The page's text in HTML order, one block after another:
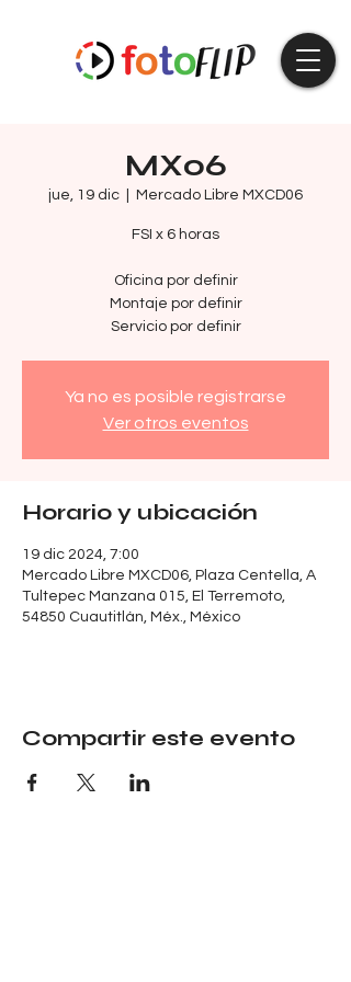
MX06
jue, 19 dic Mercado Libre MXCD06
FSI x 6 horas
Oficina por definir
Montaje por definir
Servicio por definir
Ya no es posible registrarse
Ver otros eventos
Horario y ubicación
19 dic 2024, 7:00
Mercado Libre MXCD06, Plaza Centella, A
Tultepec Manzana 015, El Terremoto,
54850 Cuautitlán, Méx., México
Compartir este evento